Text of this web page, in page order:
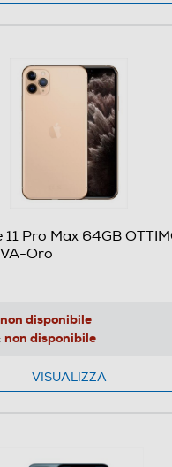
Pro Max 64GB
Oro
non disponibile
non disponibile
VISUALIZZA